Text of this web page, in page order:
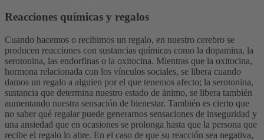
Reacciones químicas y regalos
Cuando hacemos o recibimos un regalo, en nuestro cerebro se
producen reacciones con sustancias químicas como la dopamina, la
serotonina, las endorfinas o la oxitocina. Mientras que la oxitocina,
hormona relacionada con los vínculos sociales, se libera cuando
damos un regalo a alguien por el que tenemos afecto; la serotonina,
sustancia que determina nuestro estado de ánimo, se libera también
aumentando nuestra sensación de bienestar. También es cierto que
no saber qué regalar puede generarnos sensaciones de inseguridad y
una ansiedad que en ocasiones se prolonga hasta que la persona que
recibe el regalo lo abre. En el caso de que su reacción sea negativa,